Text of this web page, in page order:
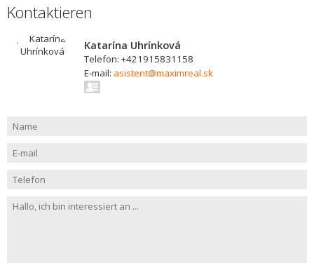
Kontaktieren
Katarína Uhrínková
Telefon: +421915831158
E-mail: asistent@maximreal.sk